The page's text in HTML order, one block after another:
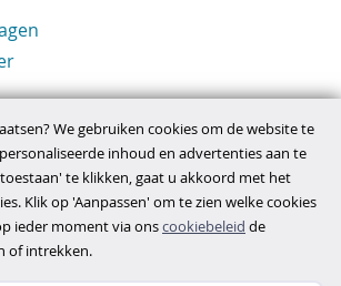
We gebruiken cookies om de website te
inhoud en advertenties aan te
te klikken, gaat u akkoord met het
Klik op 'Aanpassen' om te zien welke cookies
ieder moment via onscookiebeleid de
of intrekken.